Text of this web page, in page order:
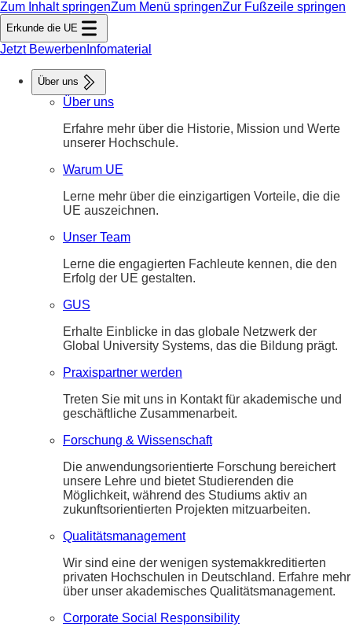
Zum Inhalt springenZum Menü springenZur Fußzeile springen
Erkunde die UE
Jetzt Bewerben Infomaterial
Über uns
Über uns
Erfahre mehr über die Historie, Mission und Werte
unserer Hochschule.
Warum UE
Lerne mehr über die einzigartigen Vorteile, die die
UE auszeichnen.
Unser Team
Lerne die engagierten Fachleute kennen, die den
Erfolg der UE gestalten.
GUS
Erhalte Einblicke in das globale Netzwerk der
Global University Systems, das die Bildung prägt.
Praxispartner werden
Treten Sie mit uns in Kontakt für akademische und
geschäftliche Zusammenarbeit.
Forschung & Wissenschaft
Die anwendungsorientierte Forschung bereichert
unsere Lehre und bietet Studierenden die
Möglichkeit, während des Studiums aktiv an
zukunftsorientierten Projekten mitzuarbeiten.
Qualitätsmanagement
Wir sind eine der wenigen systemakkreditierten
privaten Hochschulen in Deutschland. Erfahre mehr
über unser akademisches Qualitätsmanagement.
Corporate Social Responsibility